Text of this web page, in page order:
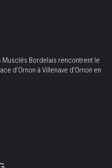
Musclés Bordelais rencontrent le
d’Ornon à Villenave d’Ornon en